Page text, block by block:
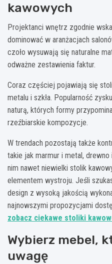
kawowych
Projektanci wnętrz zgodnie
dominować w aranżacjach
czoło wysuwają się naturalne
odważne zestawienia faktur.
Coraz częściej pojawiają się
metalu i szkła. Popularność
naturą, których formy
rzeźbiarskie kompozycje.
W trendach pozostają także
takie jak marmur i metal,
nim nawet niewielki stolik
elementem wystroju. Jeśli
design z wysoką jakością
najnowszymi propozycjami
zobacz ciekawe stoliki
Wybierz mebel,
uwagę